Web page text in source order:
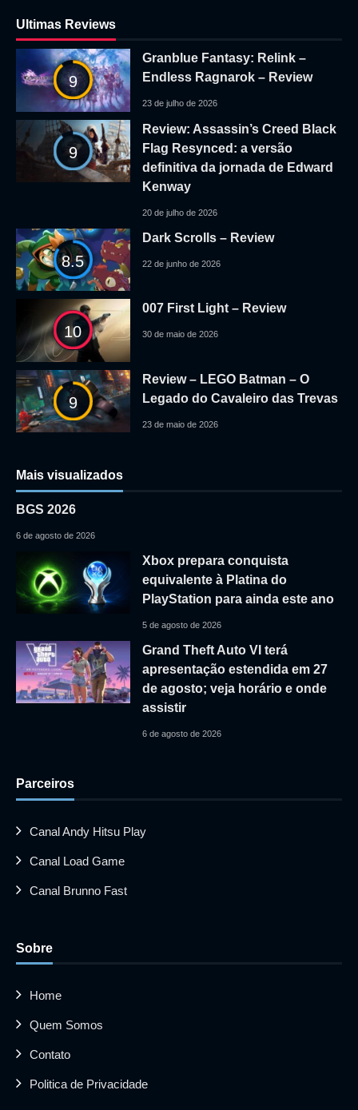
Ultimas Reviews
9
Granblue Fantasy: Relink –
Endless Ragnarok – Review
23 de julho de 2026
9
Review: Assassin’s Creed Black
Flag Resynced: a versão
definitiva da jornada de Edward
Kenway
20 de julho de 2026
8.5
Dark Scrolls – Review
22 de junho de 2026
10
007 First Light – Review
30 de maio de 2026
9
Review – LEGO Batman – O
Legado do Cavaleiro das Trevas
23 de maio de 2026
Mais visualizados
BGS 2026
6 de agosto de 2026
Xbox prepara conquista
equivalente à Platina do
PlayStation para ainda este ano
5 de agosto de 2026
Grand Theft Auto VI terá
apresentação estendida em 27
de agosto; veja horário e onde
assistir
6 de agosto de 2026
Parceiros
Canal Andy Hitsu Play
Canal Load Game
Canal Brunno Fast
Sobre
Home
Quem Somos
Contato
Politica de Privacidade